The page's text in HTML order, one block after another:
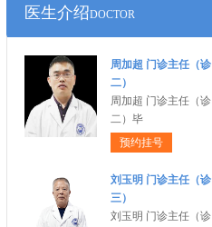
医生介绍DOCTOR
周加超 门诊主任（诊
二）
周加超 门诊主任（诊
二）毕
预约挂号
刘玉明 门诊主任（诊
三）
刘玉明 门诊主任（诊